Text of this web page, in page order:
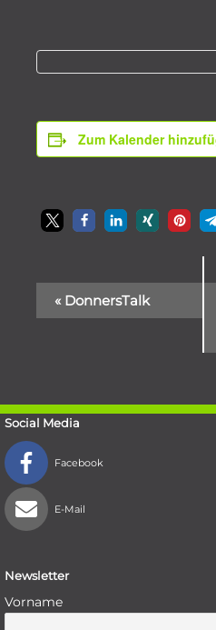
Zum Kalender
Veranstaltung-
Navigation
«DonnersTalk
Social Media
Facebook
E-Mail
Newsletter
Vorname